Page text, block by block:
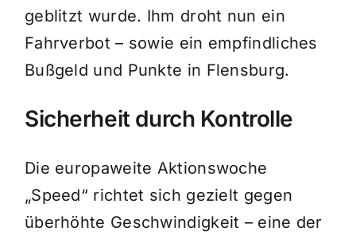
geblitzt wurde. Ihm droht nun ein
Fahrverbot – sowie ein empfindliches
Bußgeld und Punkte in Flensburg.
Sicherheit durch Kontrolle
Die europaweite Aktionswoche
„Speed“ richtet sich gezielt gegen
überhöhte Geschwindigkeit – eine der